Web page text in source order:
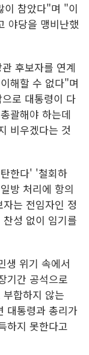
이 참았다"며 "이
야당을 맹비난했
후보자를 연계
해할 수 없다"며
로 대통령이 다
괄해야 하는데
비우겠다는 것
한다' '철회하
방 처리에 항의
는 전임자인 정
성 없이 임기를
생 위기 속에서
기간 공석으로
합하지 않는
대통령과 총리가
하지 못한다고